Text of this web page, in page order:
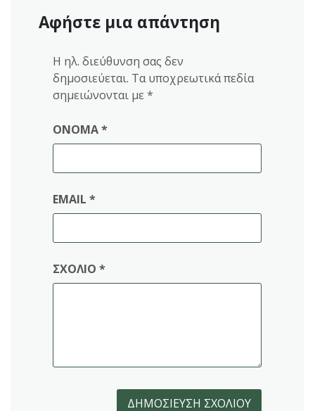
Αφήστε μια απάντηση
Η ηλ. διεύθυνση σας δεν
δημοσιεύεται. Τα υποχρεωτικά πεδία
σημειώνονται με *
ΌΝΟΜΑ*
EMAIL *
ΣΧΌΛΙΟ *